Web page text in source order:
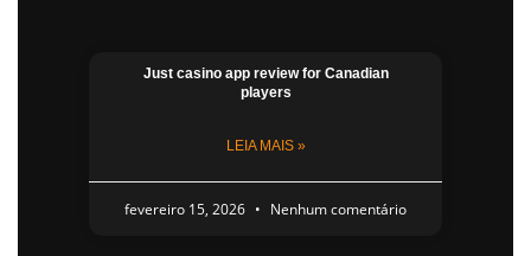
Just casino app​ review for Canadian
players
LEIA MAIS »
fevereiro 15, 2026 Nenhum comentário